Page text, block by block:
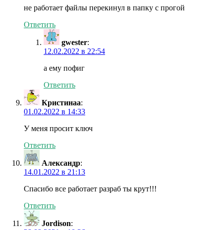
не работает файлы перекинул в папку с прогой
Ответить
gwester:
12.02.2022 в 22:54
а ему пофиг
Ответить
Кристинаа:
01.02.2022 в 14:33
У меня просит ключ
Ответить
Александр:
14.01.2022 в 21:13
Спасибо все работает разраб ты крут!!!
Ответить
Jordison: